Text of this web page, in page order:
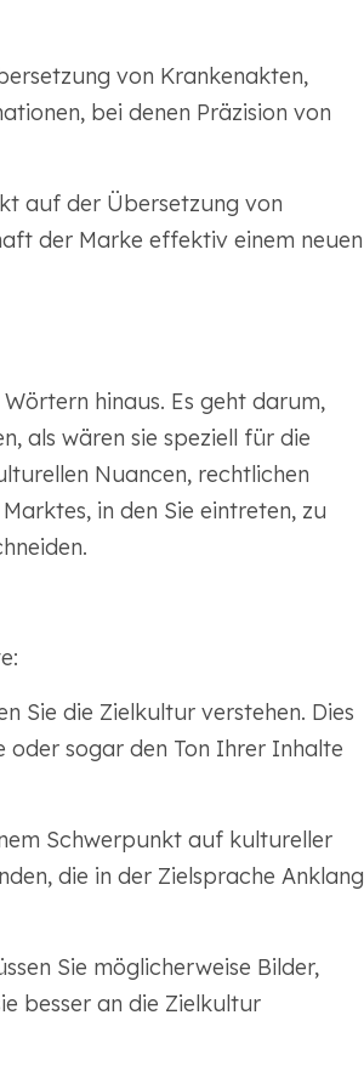
von Krankenakten,
bei denen Präzision von
auf der Übersetzung von
der Marke effektiv einem neuen
hinaus. Es geht darum,
als wären sie speziell für die
Nuancen, rechtlichen
in den Sie eintreten, zu
Sie die Zielkultur verstehen. Dies
oder sogar den Ton Ihrer Inhalte
Schwerpunkt auf kultureller
die in der Zielsprache Anklang
Sie möglicherweise Bilder,
besser an die Zielkultur